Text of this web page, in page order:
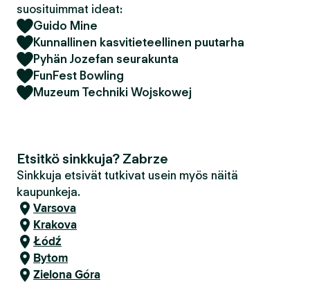
suosituimmat ideat:
Guido Mine
Kunnallinen kasvitieteellinen puutarha
Pyhän Jozefan seurakunta
FunFest Bowling
Muzeum Techniki Wojskowej
Etsitkö sinkkuja? Zabrze
Sinkkuja etsivät tutkivat usein myös näitä
kaupunkeja.
Varsova
Krakova
Łódź
Bytom
Zielona Góra